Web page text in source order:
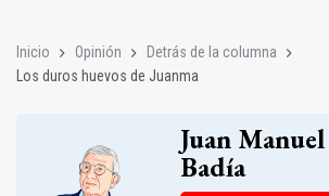
Inicio Opinión
Detrás de la columna
Los duros huevos de Juanma
Juan
Badía